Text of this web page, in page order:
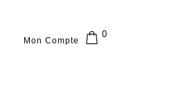
Mon Compte
0